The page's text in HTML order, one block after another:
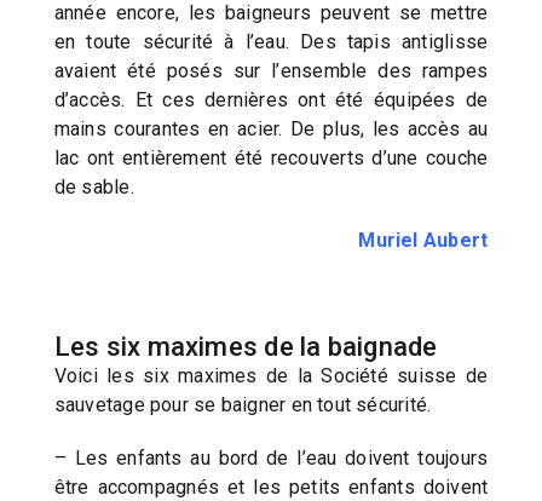
année encore, les baigneurs peuvent se mettre
en toute sécurité à l’eau. Des tapis antiglisse
avaient été posés sur l’ensemble des rampes
d’accès. Et ces dernières ont été équipées de
mains courantes en acier. De plus, les accès au
lac ont entièrement été recouverts d’une couche
de sable.
Muriel Aubert
Les six maximes de la baignade
Voici les six maximes de la Société suisse de
sauvetage pour se baigner en tout sécurité.
– Les enfants au bord de l’eau doivent toujours
être accompagnés et les petits enfants doivent